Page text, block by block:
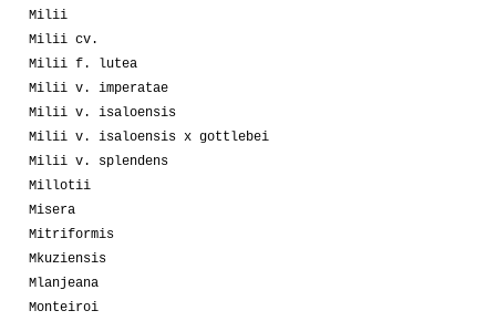
Milii
Milii cv.
Milii f. lutea
Milii v. imperatae
Milii v. isaloensis
Milii v. isaloensis x gottlebei
Milii v. splendens
Millotii
Misera
Mitriformis
Mkuziensis
Mlanjeana
Monteiroi